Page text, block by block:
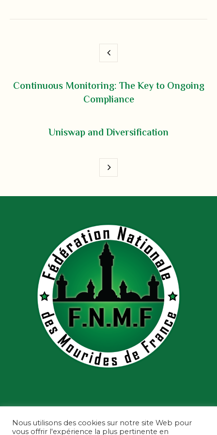
Continuous Monitoring: The Key to Ongoing
Compliance
Uniswap and Diversification
Nous utilisons des cookies sur notre site Web pour
vous offrir l'expérience la plus pertinente en